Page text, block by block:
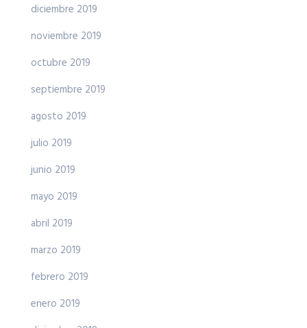
diciembre 2019
noviembre 2019
octubre 2019
septiembre 2019
agosto 2019
julio 2019
junio 2019
mayo 2019
abril 2019
marzo 2019
febrero 2019
enero 2019